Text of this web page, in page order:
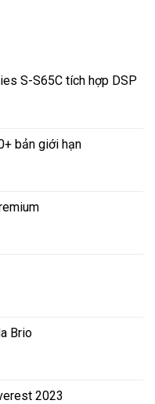
S-S65C tích hợp DSP
bản giới hạn
Brio
2023